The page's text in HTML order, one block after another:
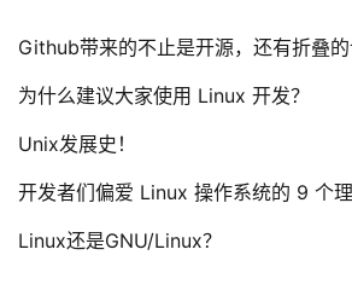
Github带来的不止是开源，还有折叠
为什么建议大家使用 Linux 开发？
Unix发展史！
开发者们偏爱 Linux 操作系统的 9 个理
Linux还是GNU/Linux？